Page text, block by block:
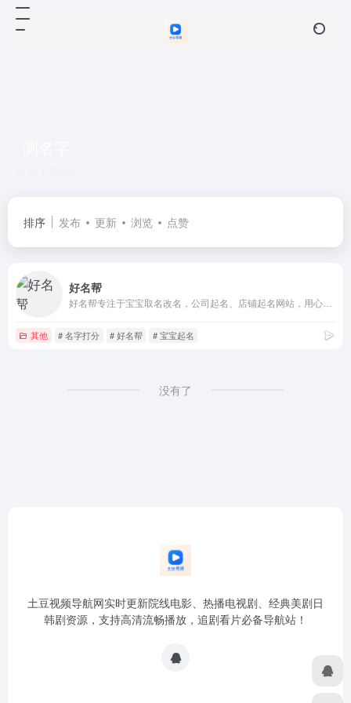
排序 发布 更新 浏览 点赞
好名帮
其他 # 名字打分 # 好名帮 # 宝宝起名
没有了
土豆视频导航网实时更新院线电影、热播电视剧、经典美剧日
韩剧资源，支持高清流畅播放，追剧看片必备导航站！